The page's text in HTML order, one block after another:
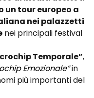
un tour europeo a
nei palazzetti
nei principali festival
Temporale”,
Emozionale”in
più importanti del